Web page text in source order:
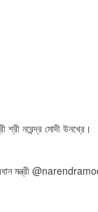
শ্রী নরেন্দ্র মোদী উনখ্রে।
মন্ত্রী